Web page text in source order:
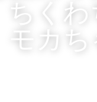
ちくわ
カち